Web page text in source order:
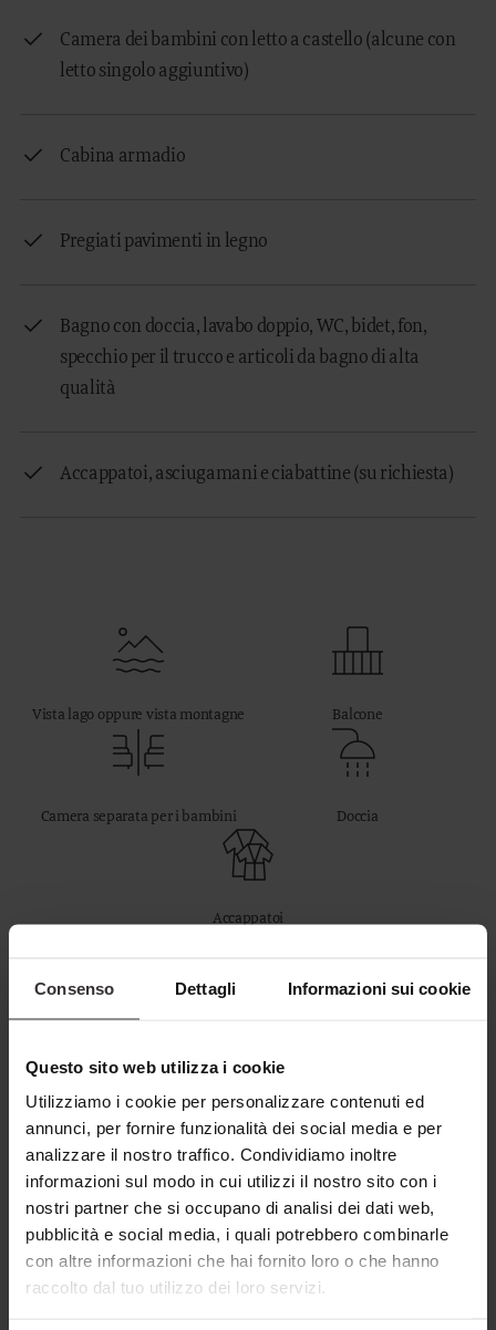
Consenso Dettagli Informazioni sui cookie
Questo sito web utilizza i cookie
Utilizziamo i cookie per personalizzare contenuti ed
annunci, per fornire funzionalità dei social media e per
analizzare il nostro traffico. Condividiamo inoltre
informazioni sul modo in cui utilizzi il nostro sito con i
nostri partner che si occupano di analisi dei dati web,
pubblicità e social media, i quali potrebbero combinarle
con altre informazioni che hai fornito loro o che hanno
raccolto dal tuo utilizzo dei loro servizi.
Camera dei bambini con letto a castello (alcune con
letto singolo aggiuntivo)
Cabina armadio
Pregiati pavimenti in legno
Bagno con doccia, lavabo doppio, WC, bidet, fon,
specchio per il trucco e articoli da bagno di alta
qualità
Accappatoi, asciugamani e ciabattine (su richiesta)
Vista lago oppure vista montagne Balcone
Camera separata per i bambini Doccia
Accappatoi